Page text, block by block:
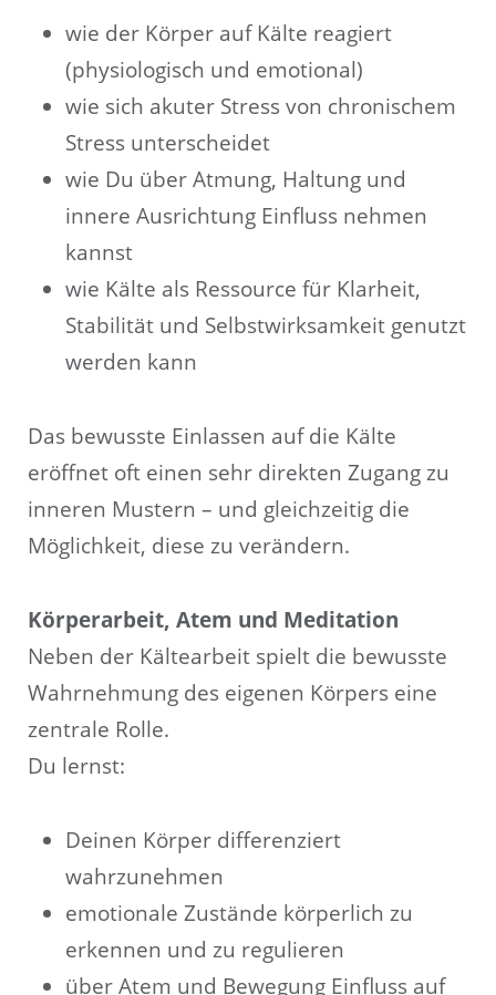
wie der Körper auf Kälte reagiert
(physiologisch und emotional)
wie sich akuter Stress von chronischem
Stress unterscheidet
wie Du über Atmung, Haltung und
innere Ausrichtung Einfluss nehmen
kannst
wie Kälte als Ressource für Klarheit,
Stabilität und Selbstwirksamkeit genutzt
werden kann
Das bewusste Einlassen auf die Kälte
eröffnet oft einen sehr direkten Zugang zu
inneren Mustern – und gleichzeitig die
Möglichkeit, diese zu verändern.
Körperarbeit, Atem und Meditation
Neben der Kältearbeit spielt die bewusste
Wahrnehmung des eigenen Körpers eine
zentrale Rolle.
Du lernst:
Deinen Körper differenziert
wahrzunehmen
emotionale Zustände körperlich zu
erkennen und zu regulieren
über Atem und Bewegung Einfluss auf